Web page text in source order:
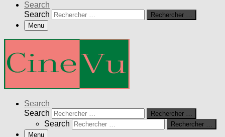
Search
Search
Rechercher …
Menu
Search
Search
Rechercher …
Search
Rechercher …
Menu